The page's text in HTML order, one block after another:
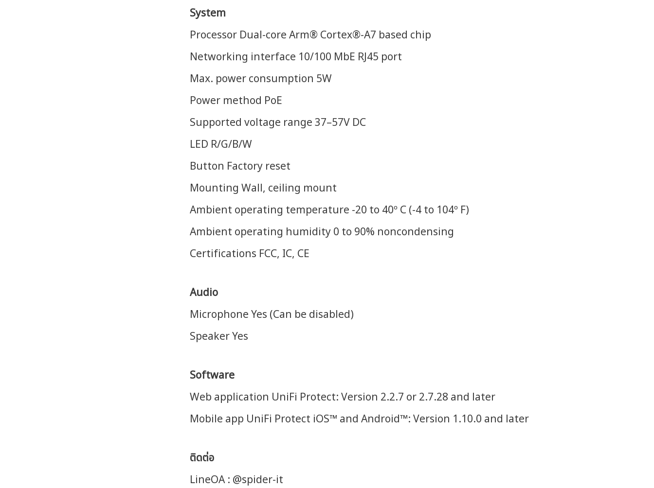
System
Processor Dual-core Arm® Cortex®-A7 based chip
Networking interface 10/100 MbE RJ45 port
Max. power consumption 5W
Power method PoE
Supported voltage range 37–57V DC
LED R/G/B/W
Button Factory reset
Mounting Wall, ceiling mount
Ambient operating temperature -20 to 40º C (-4 to 104º F)
Ambient operating humidity 0 to 90% noncondensing
Certifications FCC, IC, CE
Audio
Microphone Yes (Can be disabled)
Speaker Yes
Software
Web application UniFi Protect: Version 2.2.7 or 2.7.28 and later
Mobile app UniFi Protect iOS™ and Android™: Version 1.10.0 and later
ติดต่อ
LineOA : @spider-it